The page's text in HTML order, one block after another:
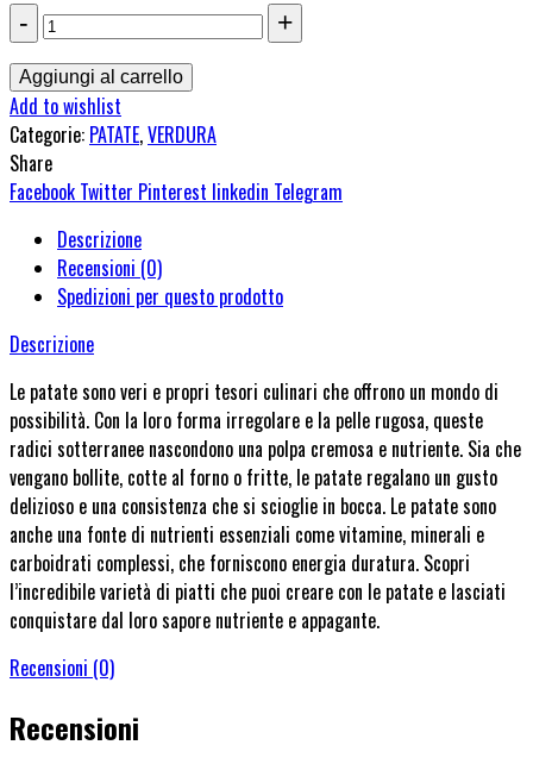
Patate
1
kg
quantità
Aggiungi al carrello
Add to wishlist
Categorie: PATATE,VERDURA
Share
Facebook Twitter Pinterest linkedin Telegram
Descrizione
Recensioni (0)
Spedizioni per questo prodotto
Descrizione
Le patate sono veri e propri tesori culinari che offrono un mondo di
possibilità. Con la loro forma irregolare e la pelle rugosa, queste
radici sotterranee nascondono una polpa cremosa e nutriente. Sia che
vengano bollite, cotte al forno o fritte, le patate regalano un gusto
delizioso e una consistenza che si scioglie in bocca. Le patate sono
anche una fonte di nutrienti essenziali come vitamine, minerali e
carboidrati complessi, che forniscono energia duratura. Scopri
l’incredibile varietà di piatti che puoi creare con le patate e lasciati
conquistare dal loro sapore nutriente e appagante.
Recensioni (0)
Recensioni